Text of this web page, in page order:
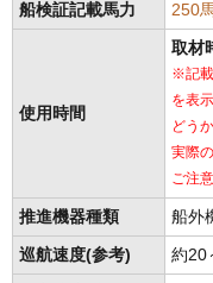
船検証記載馬力 250
使用時間
取材
※記載
を表
どう
実際
ご注
推進機器種類 船外
巡航速度(参考) 約20